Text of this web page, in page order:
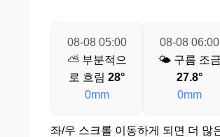
08-08 05:00
⛅ 부분적으
로 흐림 28°
0mm
08-08 06:00
🌤️ 구름 조금
27.8°
0mm
좌/우 스크롤 이동하게 되면 더 많